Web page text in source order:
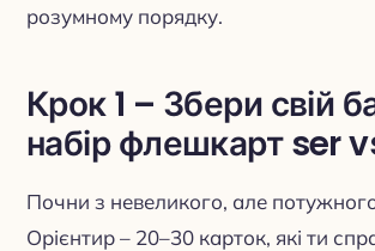
розумному порядку.
Крок 1 – Збери свій
набір флешкарт ser
Почни з невеликого, але
Орієнтир – 20–30 карток, які ти